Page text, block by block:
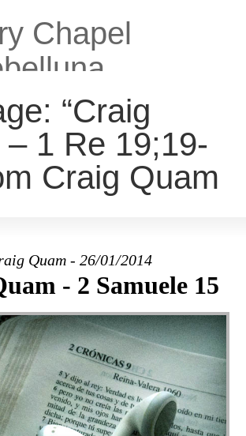
Chapel
ATTIVITA’ MEDIA
ENGLISH
“Craig
– 1 Re 19;19-
Craig Quam
Quam - 26/01/2014
- 2 Samuele 15